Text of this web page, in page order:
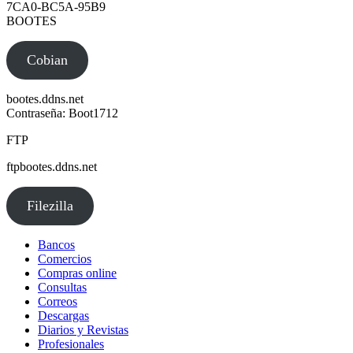
7CA0-BC5A-95B9
BOOTES
Cobian
bootes.ddns.net
Contraseña: Boot1712
FTP
ftpbootes.ddns.net
Filezilla
Bancos
Comercios
Compras online
Consultas
Correos
Descargas
Diarios y Revistas
Profesionales